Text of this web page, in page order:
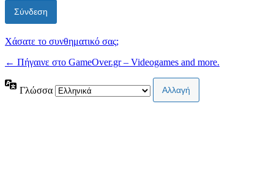
Χάσατε το συνθηματικό σας;
← Πήγαινε στο GameOver.gr – Videogames and more.
Γλώσσα